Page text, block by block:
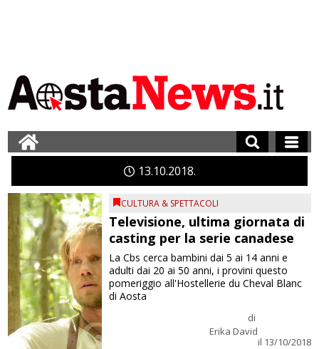
13 10 2018
CULTURA & SPETTACOLI
Televisione, ultima giornata di
casting per la serie canadese
di
Erika David
il 13/10/2018
La Cbs cerca bambini dai 5 ai 14 anni e
adulti dai 20 ai 50 anni, i provini questo
pomeriggio all'Hostellerie du Cheval Blanc
di Aosta